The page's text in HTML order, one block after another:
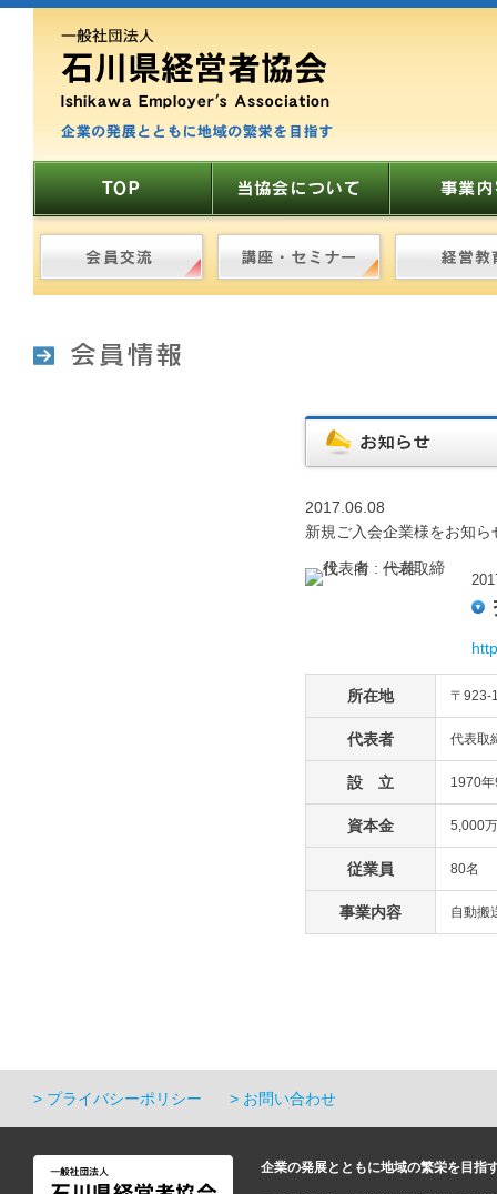
2017.06.08
新規ご入会企業様をお知
所在地 〒923-
代表者 代表
設 立 1970
資本金 5,000
従業員 80名
事業内容 自動搬
プライバシーポリシー お問い合わせ
企業の発展とともに地域の繁栄を目指